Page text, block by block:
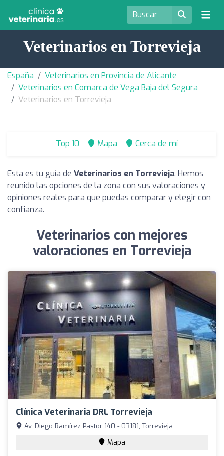
Veterinarios en Torrevieja
España
Veterinarios en Provincia de Alicante
Veterinarios en Comarca de Vega Baja del Segura
Veterinarios en Torrevieja
Top 10 Mapa Cerca de mí
Esta es tu guía de Veterinarios en Torrevieja. Hemos
reunido las opciones de la zona con sus valoraciones y
opiniones reales para que puedas comparar y elegir con
confianza.
Veterinarios con mejores
valoraciones en Torrevieja
Clínica Veterinaria DRL Torrevieja
Av. Diego Ramírez Pastor 140 - 03181, Torrevieja
Mapa